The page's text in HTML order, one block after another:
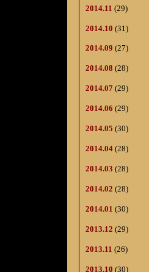
2014.11 (29)
2014.10 (31)
2014.09 (27)
2014.08 (28)
2014.07 (29)
2014.06 (29)
2014.05 (30)
2014.04 (28)
2014.03 (28)
2014.02 (28)
2014.01 (30)
2013.12 (29)
2013.11 (26)
2013.10 (30)